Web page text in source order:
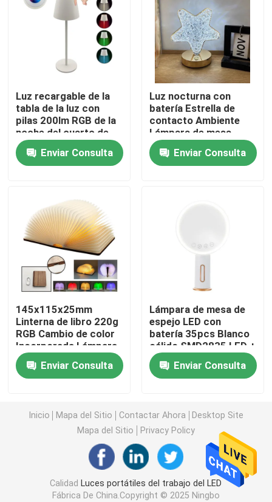
Viaje de la fábrica
Control de calidad
éntrenos en contacto con
Luces portátiles del trabajo del LED
Luz recargable del trabajo del LED
Luz accionada solar del LED
Luz del trabajo de la MAZORCA del LED
2 en 1 linterna que acampa del LED
Luz del sensor del gabinete
linterna llevada
Luz recargable de la
tabla de la luz con
pilas 200lm RGB de la
noche del cuarto de
niños
Enviar Consulta
Luz nocturna con
batería Estrella de
contacto Ambiente
Lámpara de mesa
recargable 3.7V
1200mAEnviar Consulta
145x115x25mm
Linterna de libro 220g
RGB Cambio de color
Incorporada Lámpara
de libro recargable
Enviar Consulta
Lámpara de mesa de
espejo LED con
batería 35pcs Blanco
cálido SMD2835 LED +
35pcs Blanco frío 2W
DV 5V/0.4AEnviar Consulta
Inicio Mapa del Sitio Contactar Ahora
Desktop Site
Mapa del Sitio
Privacy Policy
Calidad Luces portátiles del trabajo del LED
Fábrica De China.Copyright © 2025 Ningbo